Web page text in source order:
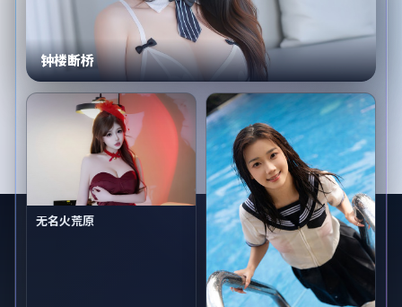
钟楼断桥
无名火荒原